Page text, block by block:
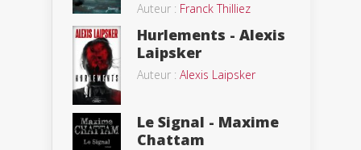
Auteur : Franck Thilliez
Hurlements - Alexis
Laipsker
Auteur : Alexis Laipsker
Le Signal - Maxime
Chattam